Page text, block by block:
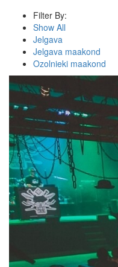
Filter By:
Show All
Jelgava
Jelgava maakond
Ozolnieki maakond